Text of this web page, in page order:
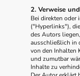
2. Verweise
Bei direkten oder
("Hyperlinks"),
des Autors
ausschließlich in
von den Inhalten
und zumutbar
Inhalte zu